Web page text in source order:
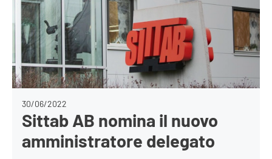
30/06/2022
Sittab AB nomina il nuovo
amministratore delegato